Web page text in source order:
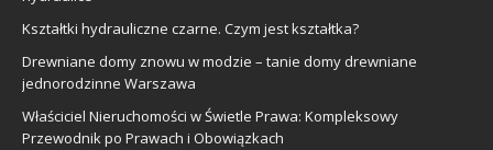
Kształtki hydrauliczne czarne. Czym jest kształtka?
Drewniane domy znowu w modzie – tanie domy drewniane
jednorodzinne Warszawa
Właściciel Nieruchomości w Świetle Prawa: Kompleksowy
Przewodnik po Prawach i Obowiązkach